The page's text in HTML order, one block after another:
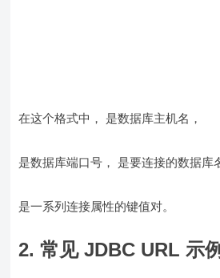
在这个格式中， 是数据库主机名，
是数据库端口号， 是要连接的数据库
是一系列连接属性的键值对。
2. 常见 JDBC URL 示例